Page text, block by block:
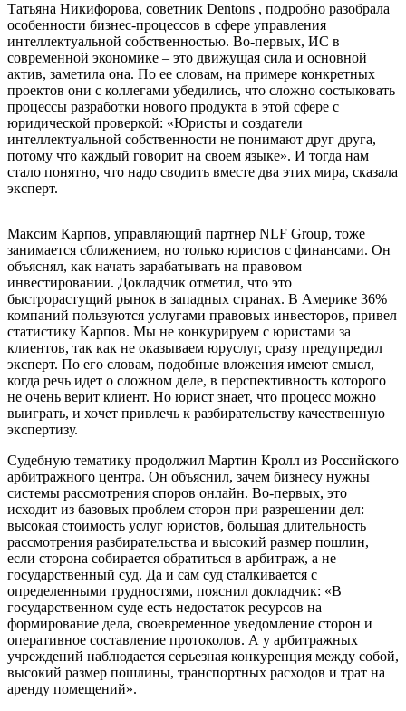
Татьяна Никифорова, советник Dentons , подробно разобрала
особенности бизнес-процессов в сфере управления
интеллектуальной собственностью. Во-первых, ИС в
современной экономике – это движущая сила и основной
актив, заметила она. По ее словам, на примере конкретных
проектов они с коллегами убедились, что сложно состыковать
процессы разработки нового продукта в этой сфере с
юридической проверкой: «Юристы и создатели
интеллектуальной собственности не понимают друг друга,
потому что каждый говорит на своем языке». И тогда нам
стало понятно, что надо сводить вместе два этих мира, сказала
эксперт.
Максим Карпов, управляющий партнер NLF Group, тоже
занимается сближением, но только юристов с финансами. Он
объяснял, как начать зарабатывать на правовом
инвестировании. Докладчик отметил, что это
быстрорастущий рынок в западных странах. В Америке 36%
компаний пользуются услугами правовых инвесторов, привел
статистику Карпов. Мы не конкурируем с юристами за
клиентов, так как не оказываем юруслуг, сразу предупредил
эксперт. По его словам, подобные вложения имеют смысл,
когда речь идет о сложном деле, в перспективность которого
не очень верит клиент. Но юрист знает, что процесс можно
выиграть, и хочет привлечь к разбирательству качественную
экспертизу.
Судебную тематику продолжил Мартин Кролл из Российского
арбитражного центра. Он объяснил, зачем бизнесу нужны
системы рассмотрения споров онлайн. Во-первых, это
исходит из базовых проблем сторон при разрешении дел:
высокая стоимость услуг юристов, большая длительность
рассмотрения разбирательства и высокий размер пошлин,
если сторона собирается обратиться в арбитраж, а не
государственный суд. Да и сам суд сталкивается с
определенными трудностями, пояснил докладчик: «В
государственном суде есть недостаток ресурсов на
формирование дела, своевременное уведомление сторон и
оперативное составление протоколов. А у арбитражных
учреждений наблюдается серьезная конкуренция между собой,
высокий размер пошлины, транспортных расходов и трат на
аренду помещений».